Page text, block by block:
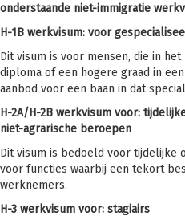
onderstaande niet-immigratie
H-1B werkvisum: voor
Dit visum is voor mensen, die in
diploma of een hogere graad in
aanbod voor een baan in dat
H-2A/H-2B werkvisum voor:
niet-agrarische beroepen
Dit visum is bedoeld voor tijdelijke
voor functies waarbij een tekort
werknemers.
H-3 werkvisum voor: stagiairs